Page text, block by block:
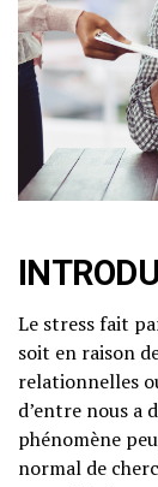
Le stress fait
soit en raison
relationnelles
d’entre nous a
phénomène
normal de